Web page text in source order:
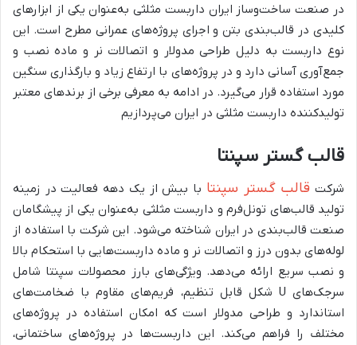
در صنعت ساخت‌وساز ایران داربست مثلثی به‌عنوان یکی از ابزارهای
کلیدی در قالب‌بندی بتن و اجرای پروژه‌های عمرانی مطرح است. این
نوع داربست به دلیل طراحی مدولار و اتصالات نر و ماده نصب و
جمع‌آوری آسانی دارد و در پروژه‌های با ارتفاع زیاد و بارگذاری سنگین
مورد استفاده قرار می‌گیرد. در ادامه به معرفی برخی از برندهای معتبر
تولیدکننده داربست مثلثی در ایران می‌پردازیم
قالب گستر سپنتا
شرکت قالب گستر سپنتا با بیش از یک دهه فعالیت در زمینه
تولید قالب‌های تونل‌فرم و داربست مثلثی به‌عنوان یکی از پیشگامان
صنعت قالب‌بندی در ایران شناخته می‌شود. این شرکت با استفاده از
لوله‌های بدون درز و اتصالات نر و ماده داربست‌هایی با استحکام بالا
و نصب سریع ارائه می‌دهد. ویژگی‌های بارز محصولات سپنتا شامل
سرجک‌های U شکل قابل تنظیم، فریم‌های مقاوم با ضخامت‌های
استاندارد و طراحی مدولار است که امکان استفاده در پروژه‌های
مختلف را فراهم می‌کند. این داربست‌ها در پروژه‌های ساختمانی،